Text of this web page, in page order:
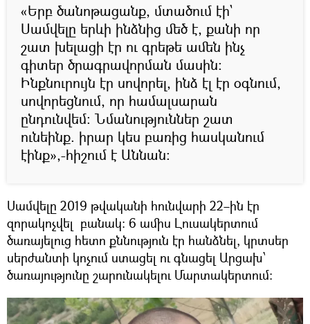
«Երբ ծանոթացանք, մտածում էի`
Սամվելը երևի ինձնից մեծ է, քանի որ
շատ խելացի էր ու գրեթե ամեն ինչ
գիտեր ծրագրավորման մասին։
Ինքնուրույն էր սովորել, ինձ էլ էր օգնում,
սովորեցնում, որ համալսարան
ընդունվեմ։ Նմանություններ շատ
ունեինք. իրար կես բառից հասկանում
էինք»,-հիշում է Աննան։
Սամվելը 2019 թվականի հունվարի 22–ին էր
զորակոչվել բանակ։ 6 ամիս Լուսակերտում
ծառայելուց հետո քննություն էր հանձնել, կրտսեր
սերժանտի կոչում ստացել ու գնացել Արցախ՝
ծառայությունը շարունակելու Մարտակերտում։